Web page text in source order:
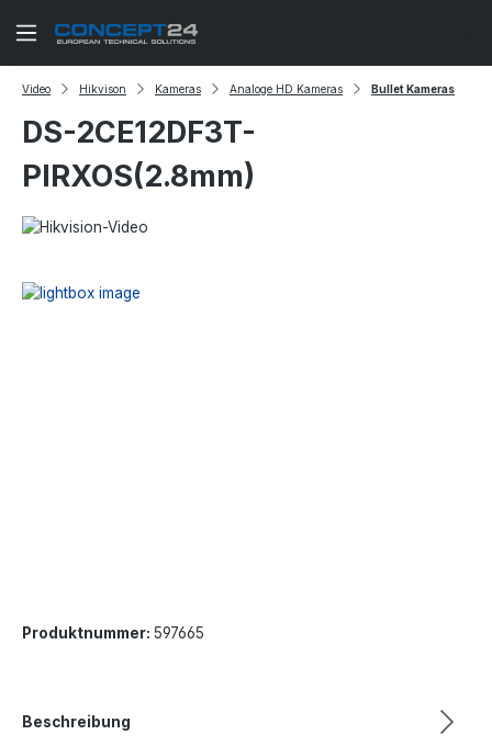
Zum Hauptinhalt springen
Video Hikvison Kameras Analoge HD Kameras Bullet Kameras
DS-2CE12DF3T-
PIRXOS(2.8mm)
Produktnummer: 597665
Beschreibung